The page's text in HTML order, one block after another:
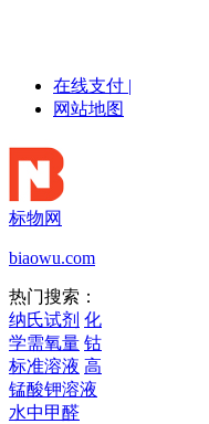
在线支付 |
网站地图
标物网
biaowu.com
热门搜索：
纳氏试剂 化
学需氧量 钴
标准溶液 高
锰酸钾溶液
水中甲醛